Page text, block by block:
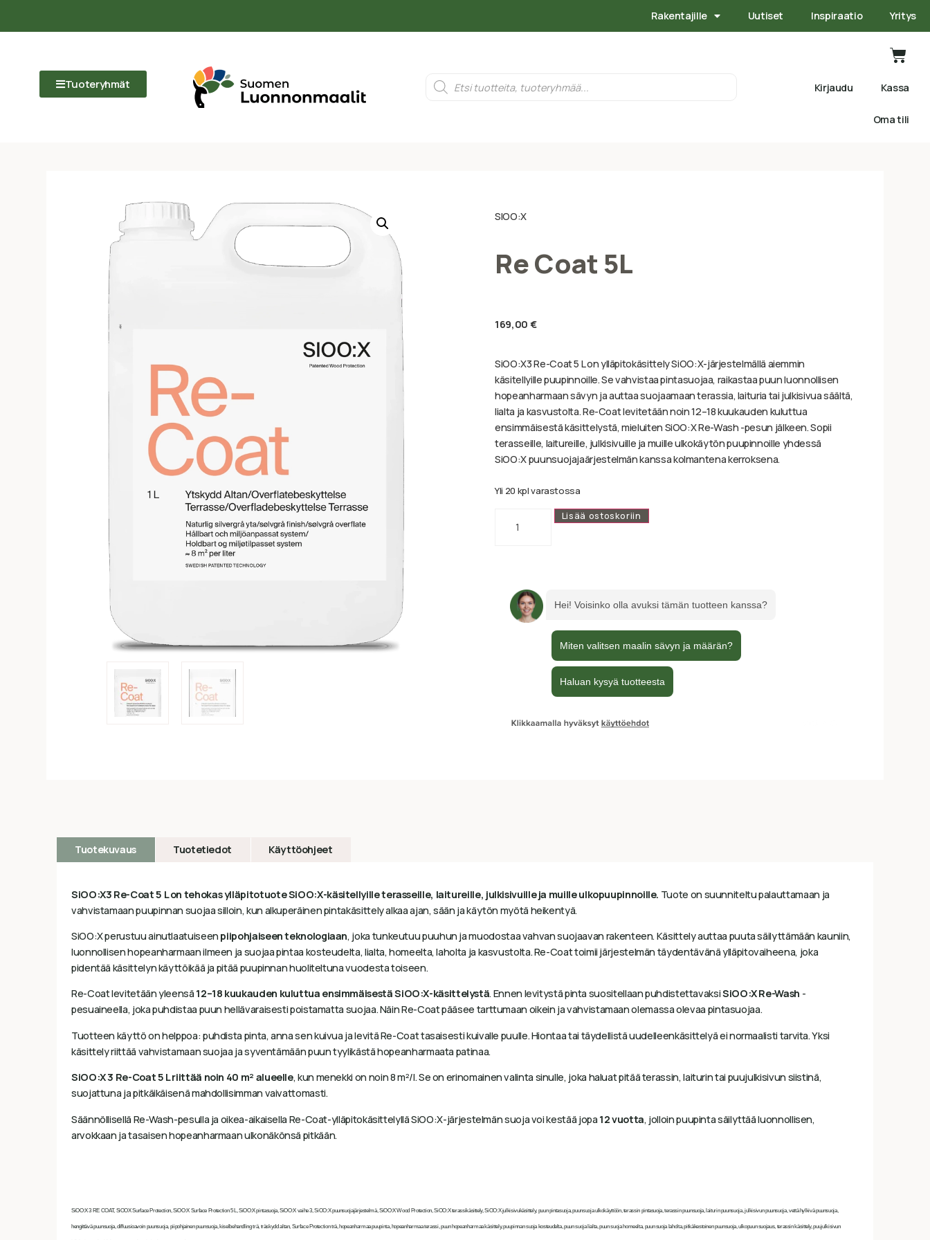
Rakentajille Uutiset Inspiraatio Yritys
Tuoteryhmät Kirjaudu Kassa
Oma tili
SIOO:X
Re Coat 5L
169,00 €
SiOO:X3 Re-Coat 5 L on ylläpitokäsittely SiOO:X-järjestelmällä aiemmin
käsitellyille puupinnoille. Se vahvistaa pintasuojaa, raikastaa puun luonnollisen
hopeanharmaan sävyn ja auttaa suojaamaan terassia, laituria tai julkisivua säältä,
lialta ja kasvustolta. Re-Coat levitetään noin 12–18 kuukauden kuluttua
ensimmäisestä käsittelystä, mieluiten SiOO:X Re-Wash -pesun jälkeen. Sopii
terasseille, laitureille, julkisivuille ja muille ulkokäytön puupinnoille yhdessä
SiOO:X puunsuojajaärjestelmän kanssa kolmantena kerroksena.
Yli 20 kpl varastossa
Lisää ostoskoriin
Tuotekuvaus Tuotetiedot Käyttöohjeet
SiOO:X3 Re-Coat 5 L on tehokas ylläpitotuote SiOO:X-käsitellyille terasseille, laitureille, julkisivuille ja muille ulkopuupinnoille. Tuote on suunniteltu palauttamaan ja
vahvistamaan puupinnan suojaa silloin, kun alkuperäinen pintakäsittely alkaa ajan, sään ja käytön myötä heikentyä.
SiOO:X perustuu ainutlaatuiseen piipohjaiseen teknologiaan, joka tunkeutuu puuhun ja muodostaa vahvan suojaavan rakenteen. Käsittely auttaa puuta säilyttämään kauniin,
luonnollisen hopeanharmaan ilmeen ja suojaa pintaa kosteudelta, lialta, homeelta, laholta ja kasvustolta. Re-Coat toimii järjestelmän täydentävänä ylläpitovaiheena, joka
pidentää käsittelyn käyttöikää ja pitää puupinnan huoliteltuna vuodesta toiseen.
Re-Coat levitetään yleensä 12–18 kuukauden kuluttua ensimmäisestä SiOO:X-käsittelystä. Ennen levitystä pinta suositellaan puhdistettavaksiSiOO:X Re-Wash -
pesuaineella, joka puhdistaa puun hellävaraisesti poistamatta suojaa. Näin Re-Coat pääsee tarttumaan oikein ja vahvistamaan olemassa olevaa pintasuojaa.
Tuotteen käyttö on helppoa: puhdista pinta, anna sen kuivua ja levitä Re-Coat tasaisesti kuivalle puulle. Hiontaa tai täydellistä uudelleenkäsittelyä ei normaalisti tarvita. Yksi
käsittely riittää vahvistamaan suojaa ja syventämään puun tyylikästä hopeanharmaata patinaa.
SiOO:X 3 Re-Coat 5 L riittää noin 40 m² alueelle, kun menekki on noin 8 m²/l. Se on erinomainen valinta sinulle, joka haluat pitää terassin, laiturin tai puujulkisivun siistinä,
suojattuna ja pitkäikäisenä mahdollisimman vaivattomasti.
Säännöllisellä Re-Wash-pesulla ja oikea-aikaisella Re-Coat-ylläpitokäsittelyllä SiOO:X-järjestelmän suoja voi kestää jopa 12 vuotta, jolloin puupinta säilyttää luonnollisen,
arvokkaan ja tasaisen hopeanharmaan ulkonäkönsä pitkään.
SiOO:X 3 RE COAT, SiOOX Surface Protection, SiOO:X Surface Protection 5 L, SiOO:X pintasuoja, SiOO:X vaihe 3, SiOO:X puunsuojajärjestelmä, SiOO:X Wood Protection, SiOO:X terassikäsittely, SiOO:X julkisivukäsittely, puun pintasuoja, puunsuoja ulkokäyttöön, terassin pintasuoja, terassin puunsuoja, laiturin puunsuoja, julkisivun puunsuoja, vettä hylkivä puunsuoja,
hengittävä puunsuoja, diffuusioavoin puunsuoja, piipohjainen puunsuoja, kiselbehandling trä, träskydd altan, Surface Protection trä, hopeanharmaa puupinta, hopeanharmaa terassi, puun hopeanharmaa käsittely, puupinnan suoja kosteudelta, puun suoja lialta, puun suoja homeelta, puun suoja laholta, pitkäkestoinen puunsuoja, ulkopuun suojaus, terassin käsittely, puujulkisivun